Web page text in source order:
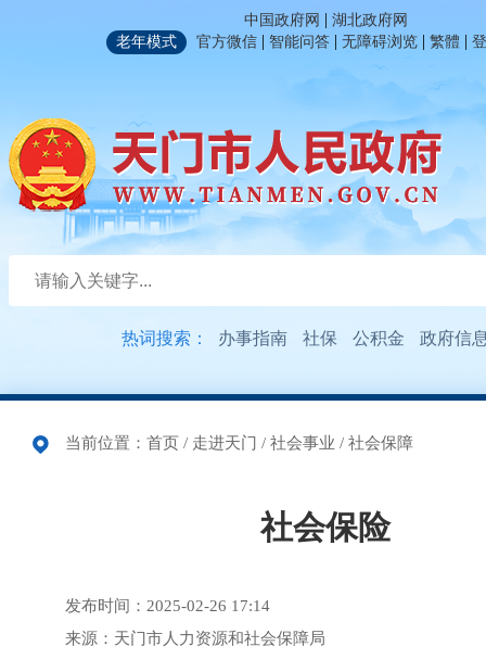
中国政府网 | 湖北政府网
老年模式
官方微信 | 智能问答 | 无障碍浏览 | 繁體 |
热词搜索： 办事指南 社保 公积金 政府信
当前位置： 首页 / 走进天门 / 社会事业 / 社会保障
社会保险
发布时间：2025-02-26 17:14
来源：天门市人力资源和社会保障局